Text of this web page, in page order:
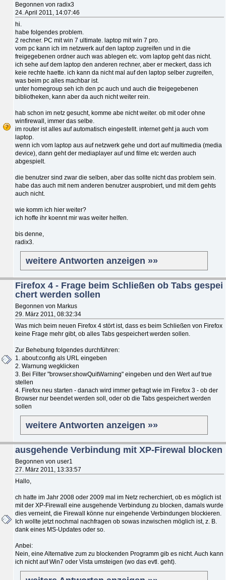
Begonnen von radix3
24. April 2011, 14:07:46
hi.
habe folgendes problem.
2 rechner. PC mit win 7 ultimate. laptop mit win 7 pro.
vom pc kann ich im netzwerk auf den laptop zugreifen und in die
freigegebenen ordner auch was ablegen etc. vom laptop geht das nicht.
ich sehe auf dem laptop den anderen rechner, aber er meckert, dass ich
keie rechte haette. ich kann da nicht mal auf den laptop selber zugreifen,
was beim pc alles machbar ist.
unter homegroup seh ich den pc auch und auch die freigegebenen
bibliotheken, kann aber da auch nicht weiter rein.
hab schon im netz gesucht, komme abe nicht weiter. ob mit oder ohne
winfirewall, immer das selbe.
im router ist alles auf automatisch eingestellt. internet geht ja auch vom
laptop.
wenn ich vom laptop aus auf netzwerk gehe und dort auf multimedia (media
device), dann geht der mediaplayer auf und filme etc werden auch
abgespielt.
die benutzer sind zwar die selben, aber das sollte nicht das problem sein.
habe das auch mit nem anderen benutzer ausprobiert, und mit dem gehts
auch nicht.
wie komm ich hier weiter?
ich hoffe ihr koennt mir was weiter helfen.
bis denne,
radix3.
weitere Antworten anzeigen »»
Firefox 4 - Frage beim Schließen ob Tabs gespei
chert werden sollen
Begonnen von Markus
29. März 2011, 08:32:34
Was mich beim neuen Firefox 4 stört ist, dass es beim Schließen von Firefox
keine Frage mehr gibt, ob alles Tabs gespeichert werden sollen.
Zur Behebung folgendes durchführen:
1. about:config als URL eingeben
2. Warnung wegklicken
3. Bei Filter "browser.showQuitWarning" eingeben und den Wert auf true
stellen
4. Firefox neu starten - danach wird immer gefragt wie im Firefox 3 - ob der
Browser nur beendet werden soll, oder ob die Tabs gespeichert werden
sollen
weitere Antworten anzeigen »»
ausgehende Verbindung mit XP-Firewal blocken
Begonnen von user1
27. März 2011, 13:33:57
Hallo,
ch hatte im Jahr 2008 oder 2009 mal im Netz recherchiert, ob es möglich ist
mit der XP-Firewall eine ausgehende Verbindung zu blocken, damals wurde
dies verneint, die Firewall könne nur eingehende Verbindungen blockieren.
Ich wollte jetzt nochmal nachfragen ob sowas inzwischen möglich ist, z. B.
dank eines MS-Updates oder so.
Anbei:
Nein, eine Alternative zum zu blockenden Programm gib es nicht. Auch kann
ich nicht auf Win7 oder Vista umsteigen (wo das evtl. geht).